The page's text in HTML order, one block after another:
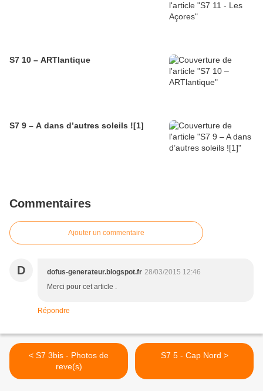
S7 10 – ARTlantique
S7 9 – A dans d’autres soleils ![1]
Commentaires
Ajouter un commentaire
D dofus-generateur.blogspot.fr 28/03/2015 12:46
Merci pour cet article .
Répondre
< S7 3bis - Photos de
reve(s)
S7 5 - Cap Nord >